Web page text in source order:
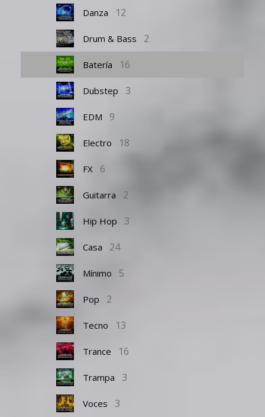
Danza 12
Drum & Bass 2
Batería 16
Dubstep 3
EDM 9
Electro 18
FX 6
Guitarra 2
Hip Hop 3
Casa 24
Mínimo 5
Pop 2
Tecno 13
Trance 16
Trampa 3
Voces 3